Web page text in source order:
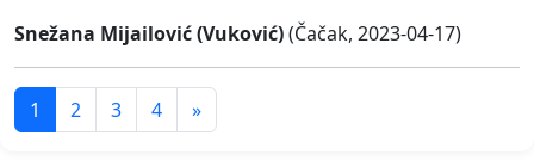
Snežana Mijailović (Vuković)(Čačak, 2023-04-17)
1 2 3 4 »